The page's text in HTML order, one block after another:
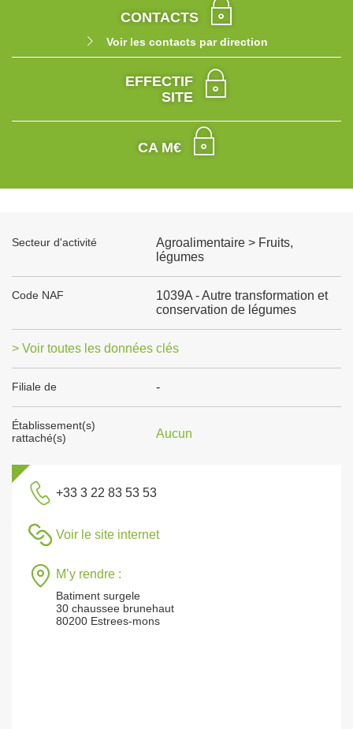
CONTACTS
Voir les contacts par direction
EFFECTIF
SITE
CA M€
Secteur d'activité
Agroalimentaire > Fruits,
légumes
Code NAF
1039A - Autre transformation et
conservation de légumes
> Voir toutes les données clés
Filiale de -
Établissement(s)
rattaché(s)
Aucun
+33 3 22 83 53 53
Voir le site internet
M’y rendre :
Batiment surgele
30 chaussee brunehaut
80200 Estrees-mons